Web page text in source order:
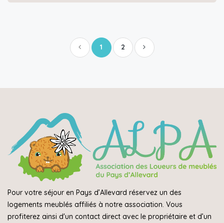
1 2
Pour votre séjour en Pays d’Allevard réservez un des
logements meublés affiliés à notre association. Vous
profiterez ainsi d'un contact direct avec le propriétaire et d’un